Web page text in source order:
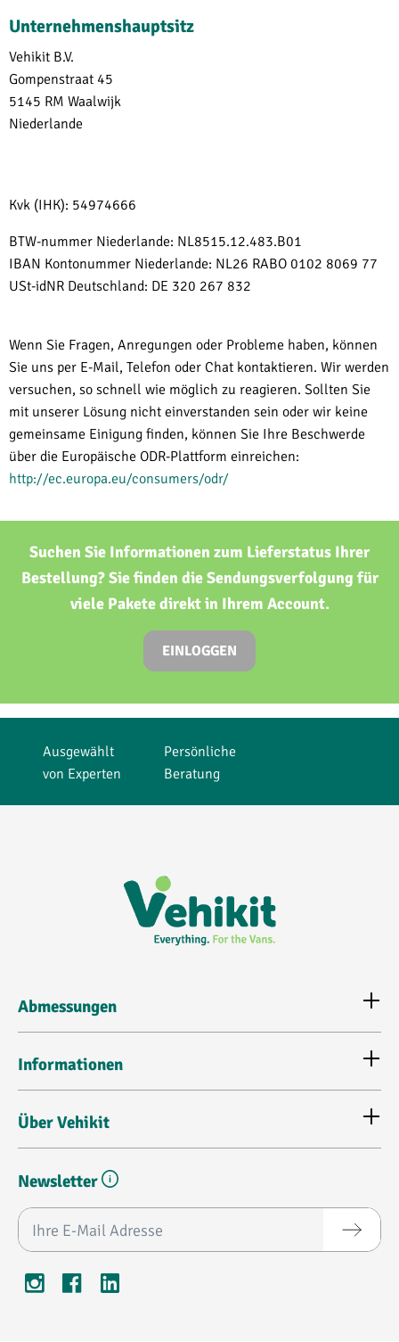
Unternehmenshauptsitz
Vehikit B.V.
Gompenstraat 45
5145 RM Waalwijk
Niederlande
Kvk (IHK): 54974666
BTW-nummer Niederlande: NL8515.12.483.B01
IBAN Kontonummer Niederlande: NL26 RABO 0102 8069 77
USt-idNR Deutschland: DE 320 267 832
Wenn Sie Fragen, Anregungen oder Probleme haben, können
Sie uns per E-Mail, Telefon oder Chat kontaktieren. Wir werden
versuchen, so schnell wie möglich zu reagieren. Sollten Sie
mit unserer Lösung nicht einverstanden sein oder wir keine
gemeinsame Einigung finden, können Sie Ihre Beschwerde
über die Europäische ODR-Plattform einreichen:
http://ec.europa.eu/consumers/odr/
Suchen Sie Informationen zum Lieferstatus Ihrer
Bestellung? Sie finden die Sendungsverfolgung für
viele Pakete direkt in Ihrem Account.
EINLOGGEN
Ausgewählt
von Experten
Persönliche
Beratung
Abmessungen
Informationen
Über Vehikit
Newsletter
E-Mail-Adresse*